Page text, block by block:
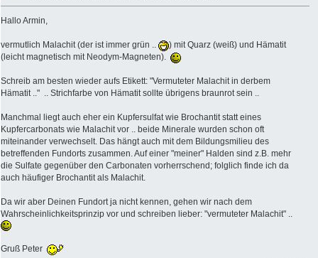
Hallo Armin,
vermutlich Malachit (der ist immer grün ..
) mit Quarz (weiß) und Hämatit
(leicht magnetisch mit Neodym-Magneten).
Schreib am besten wieder aufs Etikett: "Vermuteter Malachit in derbem
Hämatit .." .. Strichfarbe von Hämatit sollte übrigens braunrot sein ..
Manchmal liegt auch eher ein Kupfersulfat wie Brochantit statt eines
Kupfercarbonats wie Malachit vor .. beide Minerale wurden schon oft
miteinander verwechselt. Das hängt auch mit dem Bildungsmilieu des
betreffenden Fundorts zusammen. Auf einer "meiner" Halden sind z.B. mehr
die Sulfate gegenüber den Carbonaten vorherrschend; folglich finde ich da
auch häufiger Brochantit als Malachit.
Da wir aber Deinen Fundort ja nicht kennen, gehen wir nach dem
Wahrscheinlichkeitsprinzip vor und schreiben lieber: "vermuteter Malachit" ..
Gruß Peter